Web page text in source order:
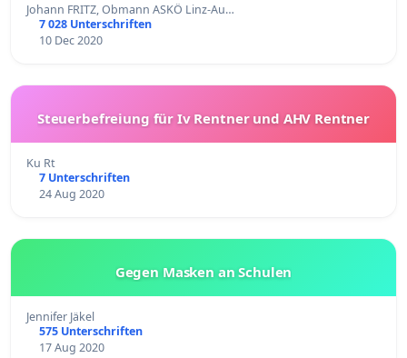
Johann FRITZ, Obmann ASKÖ Linz-Au…
7 028 Unterschriften
10 Dec 2020
Steuerbefreiung für Iv Rentner und AHV Rentner
Ku Rt
7 Unterschriften
24 Aug 2020
Gegen Masken an Schulen
Jennifer Jäkel
575 Unterschriften
17 Aug 2020